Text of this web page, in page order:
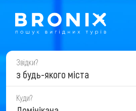
Звідки?
з будь-якого міста
Куди?